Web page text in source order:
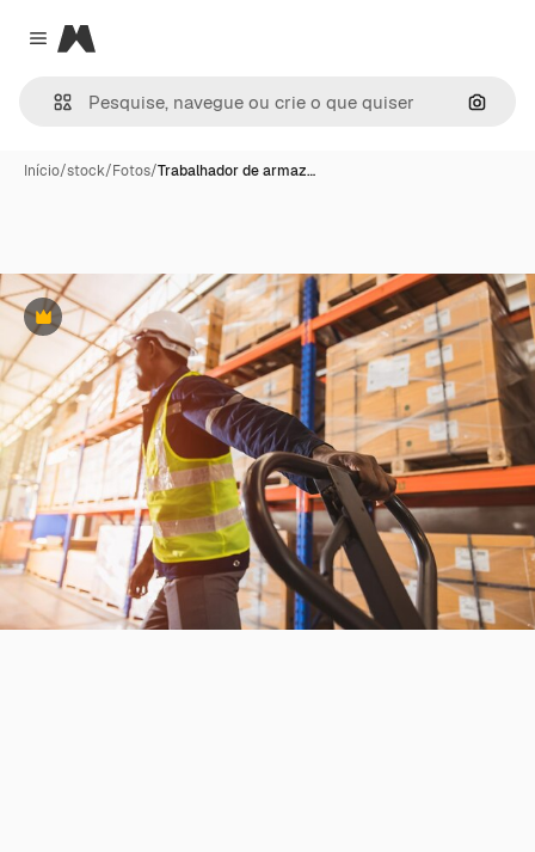
Close menu
Magnific
Início/stock/Fotos/Trabalhador de armaz…
Premium